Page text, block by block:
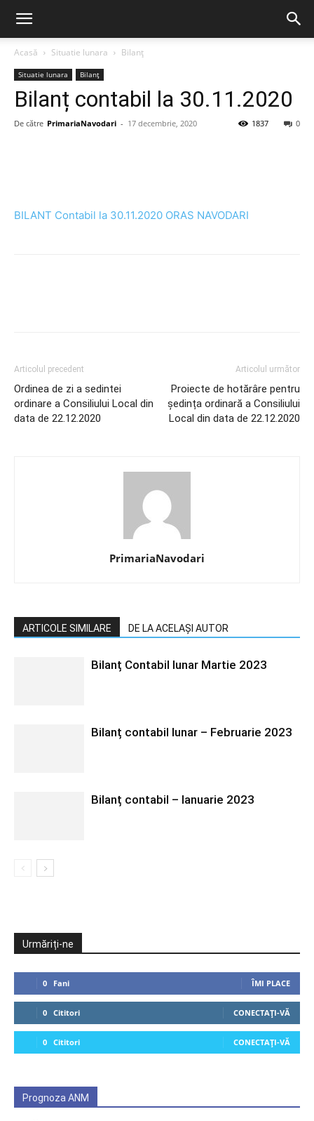
Acasă Situatie lunara Bilanț
Situatie lunara Bilanț
Bilanț contabil la 30.11.2020
De către PrimariaNavodari - 17 decembrie, 2020 0
1837
BILANT Contabil la 30.11.2020 ORAS NAVODARI
Articolul precedent
Ordinea de zi a sedintei
ordinare a Consiliului Local din
data de 22.12.2020
Articolul următor
Proiecte de hotărâre pentru
ședința ordinară a Consiliului
Local din data de 22.12.2020
PrimariaNavodari
ARTICOLE SIMILARE DE LA ACELAȘI AUTOR
Bilanț Contabil lunar Martie 2023
Bilanț contabil lunar – Februarie 2023
Bilanț contabil – Ianuarie 2023
Urmăriți-ne
0 Fani ÎMI PLACE
0 Cititori CONECTAȚI-VĂ
0 Cititori CONECTAȚI-VĂ
Prognoza ANM